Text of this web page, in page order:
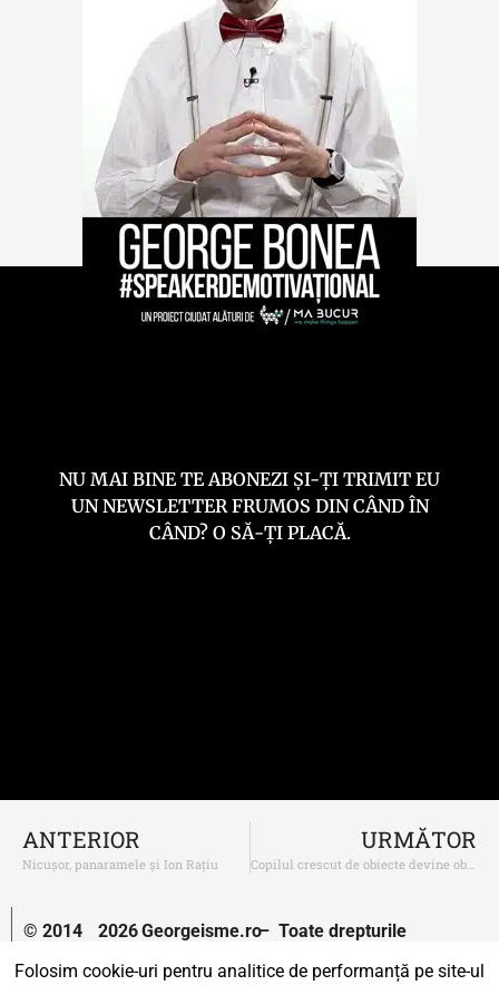
NU MAI BINE TE ABONEZI ȘI-ȚI TRIMIT EU
UN NEWSLETTER FRUMOS DIN CÂND ÎN
CÂND? O SĂ-ȚI PLACĂ.
ANTERIOR
Nicușor, panaramele și Ion Rațiu
URMĂTOR
Copilul crescut de obiecte devine obiect și plodul-influencer
© 2014
2026Georgeisme.ro– Toate drepturile
Folosim cookie-uri pentru analitice de performanță pe site-ul